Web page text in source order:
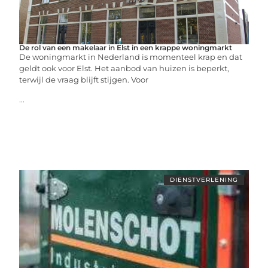
De rol van een makelaar in Elst in een krappe woningmarkt
De woningmarkt in Nederland is momenteel krap en dat
geldt ook voor Elst. Het aanbod van huizen is beperkt,
terwijl de vraag blijft stijgen. Voor
...
DIENSTVERLENING